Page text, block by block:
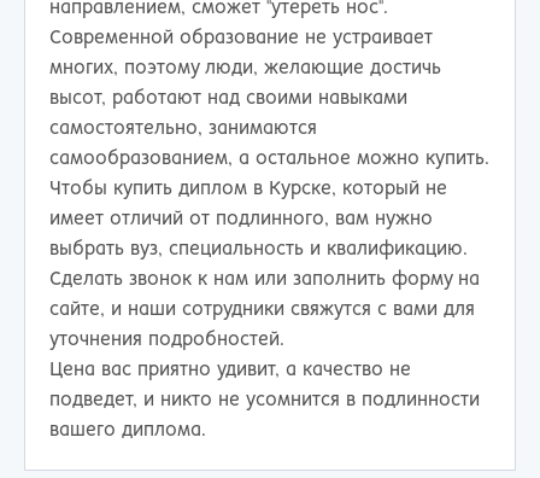
направлением, сможет "утереть нос".
Современной образование не устраивает
многих, поэтому люди, желающие достичь
высот, работают над своими навыками
самостоятельно, занимаются
самообразованием, а остальное можно купить.
Чтобы купить диплом в Курске, который не
имеет отличий от подлинного, вам нужно
выбрать вуз, специальность и квалификацию.
Сделать звонок к нам или заполнить форму на
сайте, и наши сотрудники свяжутся с вами для
уточнения подробностей.
Цена вас приятно удивит, а качество не
подведет, и никто не усомнится в подлинности
вашего диплома.